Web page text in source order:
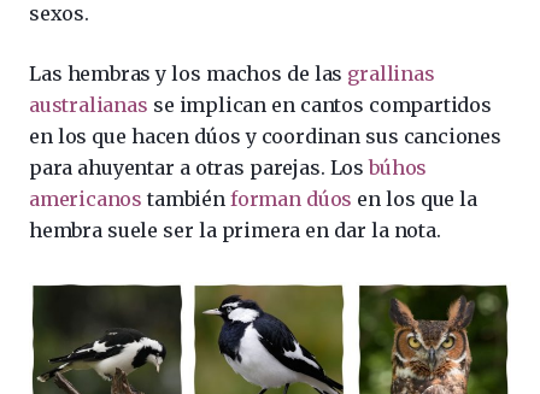
sexos.
Las hembras y los machos de las grallinas
australianas se implican en cantos compartidos
en los que hacen dúos y coordinan sus canciones
para ahuyentar a otras parejas. Losbúhos
americanos tambiénforman dúos en los que la
hembra suele ser la primera en dar la nota.